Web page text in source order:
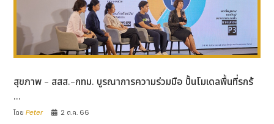
สุขภาพ - สสส.-กทม. บูรณาการความร่วมมือ ปั้นโมเดลพื้นที่รกร้
...
โดยPeter 2 ต.ค. 66